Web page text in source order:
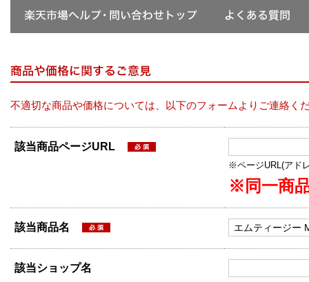
不適切な商品や価格については、以下のフォームよりご連絡く
該当商品ページURL
※ページURL(アド
※同一商
該当商品名
該当ショップ名